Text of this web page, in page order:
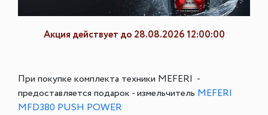
Акция действует до 28.08.2026 12:00:00
При покупке комплекта техники MEFERI -
предоставляется подарок - измельчитель MEFERI
MFD380 PUSH POWER